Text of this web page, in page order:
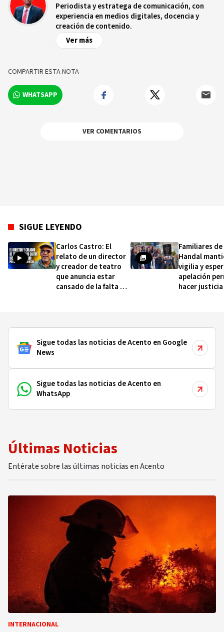
Periodista y estratega de comunicación, con
experiencia en medios digitales, docencia y
creación de contenido.
Ver más
COMPARTIR ESTA NOTA
WHATSAPP
VER COMENTARIOS
SIGUE LEYENDO
Carlos Castro: El
relato de un director
y creador de teatro
que anuncia estar
cansado de la falta de
Familiares
Handal
vigilia y
apelación
hacer justicia
Sigue todas las noticias de Acento en Google
News
Sigue todas las noticias de Acento en
WhatsApp